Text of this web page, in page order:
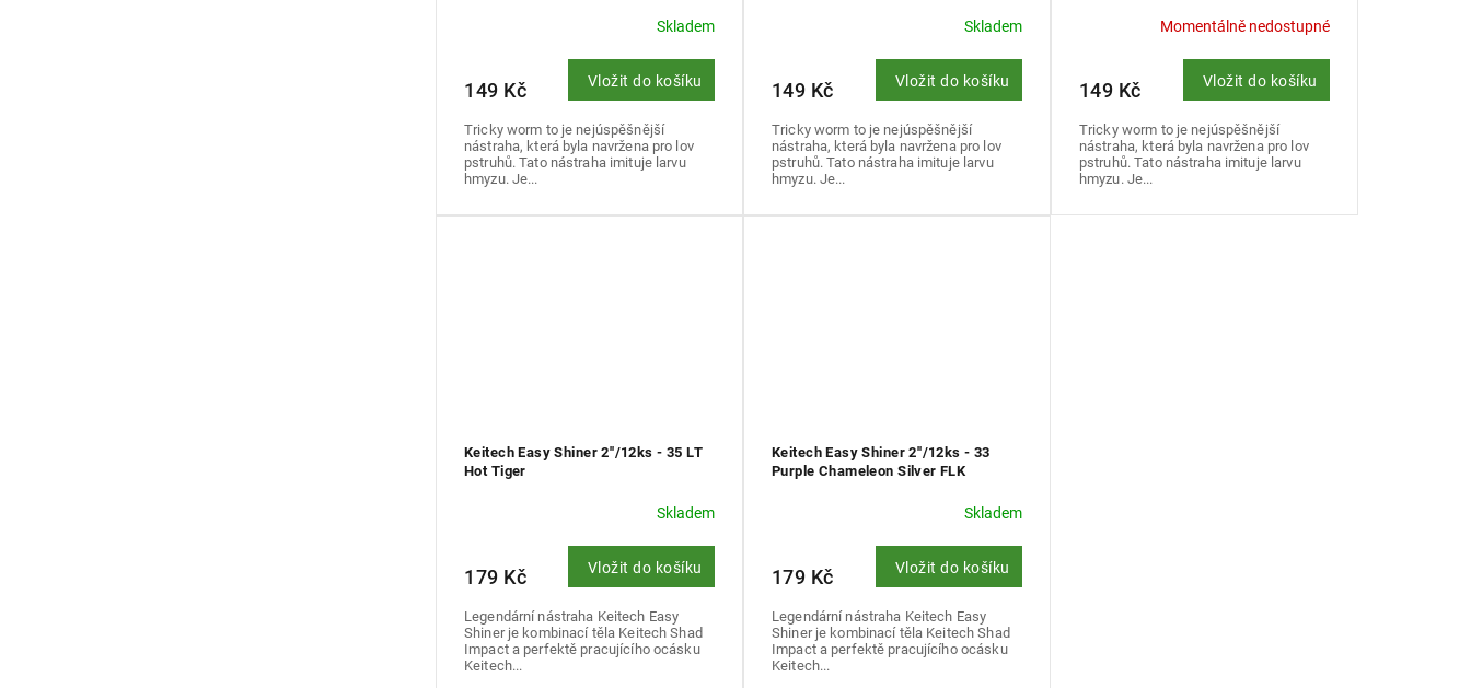
Skladem
149 Kč Vložit do košíku
Tricky worm to je nejúspěšnější
nástraha, která byla navržena pro lov
pstruhů. Tato nástraha imituje larvu
hmyzu. Je...
Skladem
149 Kč Vložit do košíku
Tricky worm to je nejúspěšnější
nástraha, která byla navržena pro lov
pstruhů. Tato nástraha imituje larvu
hmyzu. Je...
Momentálně nedostupné
149 Kč Vložit do košíku
Tricky worm to je nejúspěšnější
nástraha, která byla navržena pro lov
pstruhů. Tato nástraha imituje larvu
hmyzu. Je...
Keitech Easy Shiner 2''/12ks - 35 LT
Hot Tiger
Skladem
179 Kč Vložit do košíku
Legendární nástraha Keitech Easy
Shiner je kombinací těla Keitech Shad
Impact a perfektě pracujícího ocásku
Keitech...
Keitech Easy Shiner 2''/12ks - 33
Purple Chameleon Silver FLK
Skladem
179 Kč Vložit do košíku
Legendární nástraha Keitech Easy
Shiner je kombinací těla Keitech Shad
Impact a perfektě pracujícího ocásku
Keitech...